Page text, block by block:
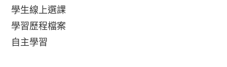
學生線上選課
學習歷程檔案
自主學習